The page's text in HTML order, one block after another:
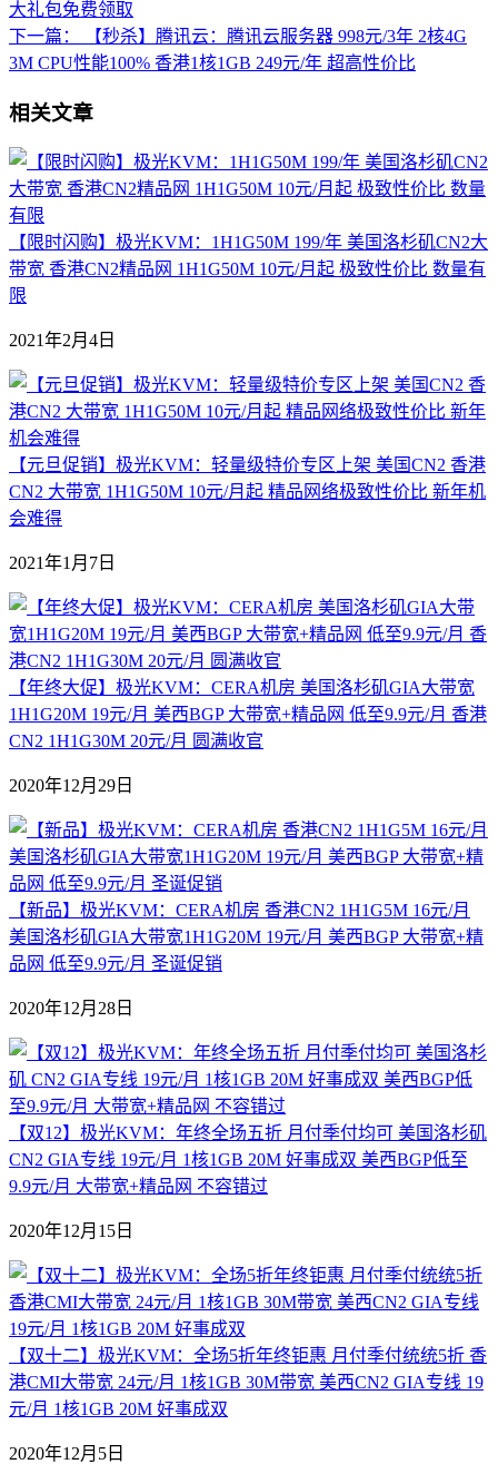
大礼包免费领取
下一篇：
【秒杀】腾讯云：腾讯云服务器 998元/3年 2核4G
3M CPU性能100% 香港1核1GB 249元/年 超高性价比
相关文章
【限时闪购】极光KVM：1H1G50M 199/年 美国洛杉矶CN2大
带宽 香港CN2精品网 1H1G50M 10元/月起 极致性价比 数量有
限
2021年2月4日
【元旦促销】极光KVM：轻量级特价专区上架 美国CN2 香港
CN2 大带宽 1H1G50M 10元/月起 精品网络极致性价比 新年机
会难得
2021年1月7日
【年终大促】极光KVM：CERA机房 美国洛杉矶GIA大带宽
1H1G20M 19元/月 美西BGP 大带宽+精品网 低至9.9元/月 香港
CN2 1H1G30M 20元/月 圆满收官
2020年12月29日
【新品】极光KVM：CERA机房 香港CN2 1H1G5M 16元/月
美国洛杉矶GIA大带宽1H1G20M 19元/月 美西BGP 大带宽+精
品网 低至9.9元/月 圣诞促销
2020年12月28日
【双12】极光KVM：年终全场五折 月付季付均可 美国洛杉矶
CN2 GIA专线 19元/月 1核1GB 20M 好事成双 美西BGP低至
9.9元/月 大带宽+精品网 不容错过
2020年12月15日
【双十二】极光KVM：全场5折年终钜惠 月付季付统统5折 香
港CMI大带宽 24元/月 1核1GB 30M带宽 美西CN2 GIA专线 19
元/月 1核1GB 20M 好事成双
2020年12月5日